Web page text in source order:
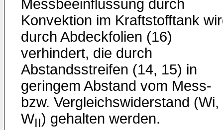
Messbeeinflussung durch
Konvektion im Kraftstofftank
durch Abdeckfolien (16)
verhindert, die durch
Abstandsstreifen (14, 15) in
geringem Abstand vom Mess-
bzw. Vergleichswiderstand (Wi,
WII) gehalten werden.